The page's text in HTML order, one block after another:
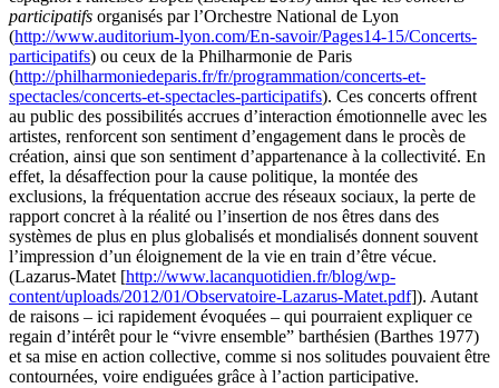
participatifs organisés par l’Orchestre National de Lyon
(http://www.auditorium-lyon.com/En-savoir/Pages14-15/Concerts-
participatifs) ou ceux de la Philharmonie de Paris
(http://philharmoniedeparis.fr/fr/programmation/concerts-et-
spectacles/concerts-et-spectacles-participatifs). Ces concerts offrent
au public des possibilités accrues d’interaction émotionnelle avec les
artistes, renforcent son sentiment d’engagement dans le procès de
création, ainsi que son sentiment d’appartenance à la collectivité. En
effet, la désaffection pour la cause politique, la montée des
exclusions, la fréquentation accrue des réseaux sociaux, la perte de
rapport concret à la réalité ou l’insertion de nos êtres dans des
systèmes de plus en plus globalisés et mondialisés donnent souvent
l’impression d’un éloignement de la vie en train d’être vécue.
(Lazarus-Matet [http://www.lacanquotidien.fr/blog/wp-
content/uploads/2012/01/Observatoire-Lazarus-Matet.pdf]). Autant
de raisons – ici rapidement évoquées – qui pourraient expliquer ce
regain d’intérêt pour le “vivre ensemble” barthésien (Barthes 1977)
et sa mise en action collective, comme si nos solitudes pouvaient être
contournées, voire endiguées grâce à l’action participative.